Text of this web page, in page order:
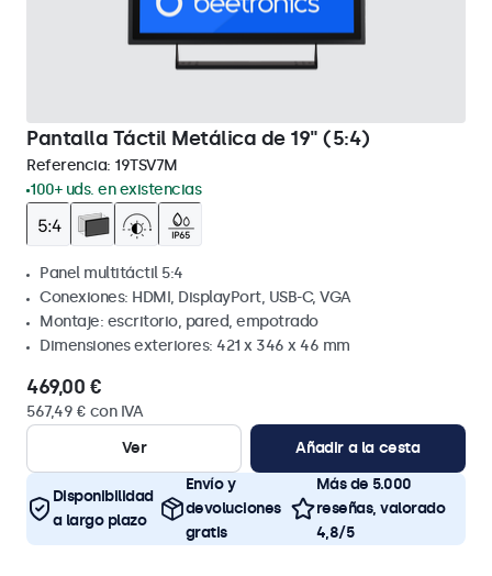
Pantalla Táctil Metálica de 19" (5:4)
Referencia: 19TSV7M
100+ uds. en existencias
Panel multitáctil 5:4
Conexiones: HDMI, DisplayPort, USB-C, VGA
Montaje: escritorio, pared, empotrado
Dimensiones exteriores: 421 x 346 x 46 mm
469,00 €
567,49 € con IVA
Ver
Añadir a la cesta
Disponibilidad
a largo plazo
Envío y
devoluciones
gratis
Más de 5.000
reseñas, valorado
4,8/5